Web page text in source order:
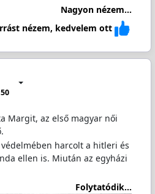
Nagyon nézem...
nézem, kedvelem ott
Margit, az első magyar női
harcolt a hitleri és
ellen is. Miután az egyházi
Folytatódik...